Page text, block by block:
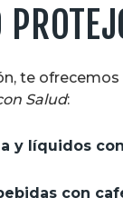
te
Salud:
y líquidos
con